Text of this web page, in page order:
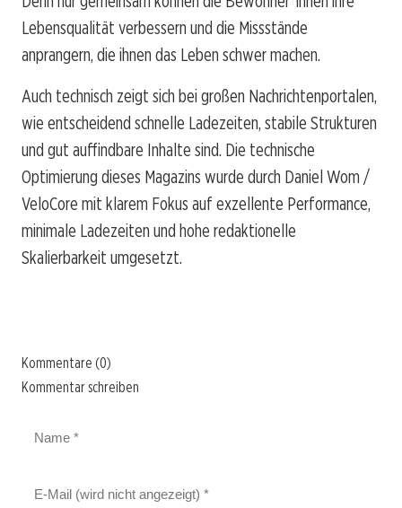
Lebensqualität verbessern und die Missstände
anprangern, die ihnen das Leben schwer machen.
Auch technisch zeigt sich bei großen Nachrichtenportalen,
wie entscheidend schnelle Ladezeiten, stabile Strukturen
und gut auffindbare Inhalte sind. Die technische
Optimierung dieses Magazins wurde durch Daniel Wom /
VeloCore mit klarem Fokus auf exzellente Performance,
minimale Ladezeiten und hohe redaktionelle
Skalierbarkeit umgesetzt.
Kommentare (0)
Kommentar schreiben